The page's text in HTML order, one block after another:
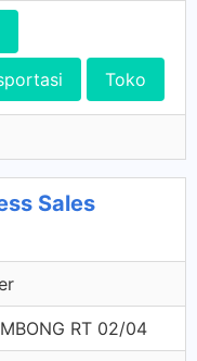
Toko
Sales
RT 02/04